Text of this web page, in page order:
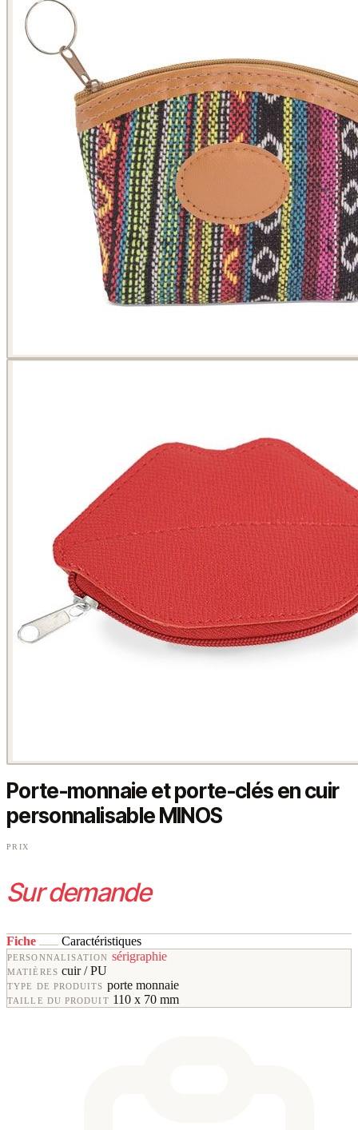
Porte-monnaie et porte-clés en cuir
personnalisable MINOS
PRIX
Sur demande
Fiche Caractéristiques
PERSONNALISATION sérigraphie
MATIÈRES cuir / PU
TYPE DE PRODUITS porte monnaie
TAILLE DU PRODUIT 110 x 70 mm